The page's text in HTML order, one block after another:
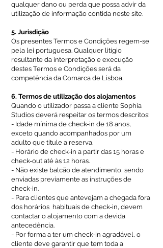
qualquer dano ou perda que possa advir da
utilização de informação contida neste site.
5. Jurisdição
Os presentes Termos e Condições regem-se
pela lei portuguesa. Qualquer litígio
resultante da interpretação e execução
destes Termos e Condições será da
competência da Comarca de Lisboa.
6. Termos de utilização dos alojamentos
Quando o utilizador passa a cliente Sophia
Studios deverá respeitar os termos descritos:
- Idade mínima de check-in de 18 anos,
exceto quando acompanhados por um
adulto que titule a reserva.
- Horário de check-in a partir das 15 horas e
check-out até às 12 horas.
- Não existe balcão de atendimento, sendo
enviadas previamente as instruções de
check-in.
- Para clientes que antevejam a chegada fora
dos horários habituais de check-in, devem
contactar o alojamento com a devida
antecedência.
- Por forma a ter um check-in agradável, o
cliente deve garantir que tem toda a